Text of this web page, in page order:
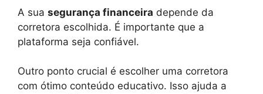
A sua segurança financeira depende da
corretora escolhida. É importante que a
plataforma seja confiável.
Outro ponto crucial é escolher uma corretora
com ótimo conteúdo educativo. Isso ajuda a